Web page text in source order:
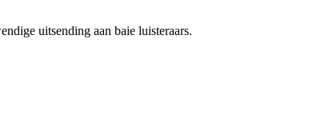
uitsending aan baie luisteraars.